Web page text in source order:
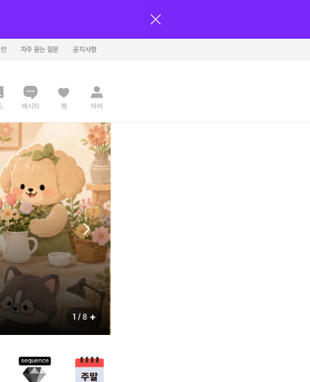
자주 묻는 질문 공지사항
메시지 찜 마이
1 / 8